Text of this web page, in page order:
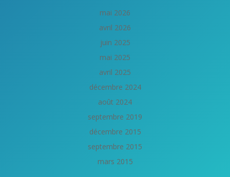
mai 2026
avril 2026
juin 2025
mai 2025
avril 2025
décembre 2024
août 2024
septembre 2019
décembre 2015
septembre 2015
mars 2015